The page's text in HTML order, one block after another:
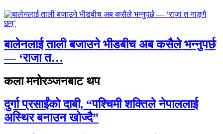
बालेनलाई ताली बजाउने भीडबीच अब कसैले भन्नुपर्छ
— ‘राजा त…
कला मनोरञ्जनबाट थप
दुर्गा प्रसाईंको दाबी, “पश्चिमी शक्तिले नेपाललाई
अस्थिर बनाउन खोज्दै”